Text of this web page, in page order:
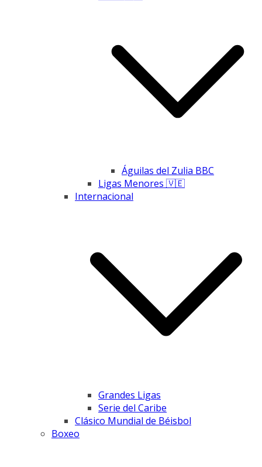
Águilas del Zulia BBC
Ligas Menores 🇻🇪
Internacional
Grandes Ligas
Serie del Caribe
Clásico Mundial de Béisbol
Boxeo